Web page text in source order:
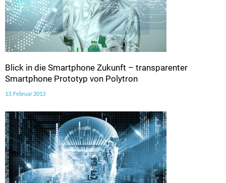
Blick in die Smartphone Zukunft – transparenter
Smartphone Prototyp von Polytron
13. Februar 2013